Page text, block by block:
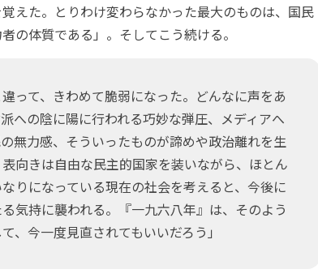
えた。とりわけ変わらなかった最大のものは、国民
の体質である」。そしてこう続ける。
って、きわめて脆弱になった。どんなに声をあ
への陰に陽に行われる巧妙な弾圧、メディアへ
無力感、そういったものが諦めや政治離れを生
向きは自由な民主的国家を装いながら、ほとん
りになっている現在の社会を考えると、今後に
気持に襲われる。『一九六八年』は、そのよう
、今一度見直されてもいいだろう」